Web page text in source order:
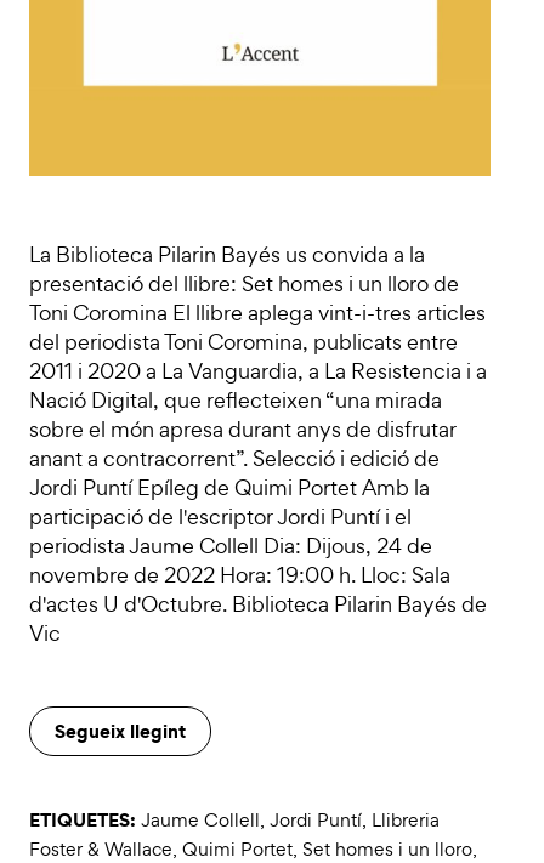
La Biblioteca Pilarin Bayés us convida a la
presentació del llibre: Set homes i un lloro de
Toni Coromina El llibre aplega vint-i-tres articles
del periodista Toni Coromina, publicats entre
2011 i 2020 a La Vanguardia, a La Resistencia i a
Nació Digital, que reflecteixen “una mirada
sobre el món apresa durant anys de disfrutar
anant a contracorrent”. Selecció i edició de
Jordi Puntí Epíleg de Quimi Portet Amb la
participació de l'escriptor Jordi Puntí i el
periodista Jaume Collell Dia: Dijous, 24 de
novembre de 2022 Hora: 19:00 h. Lloc: Sala
d'actes U d'Octubre. Biblioteca Pilarin Bayés de
Vic
Segueix llegint
ETIQUETES: Jaume Collell, Jordi Puntí, Llibreria
Foster & Wallace, Quimi Portet, Set homes i un lloro,